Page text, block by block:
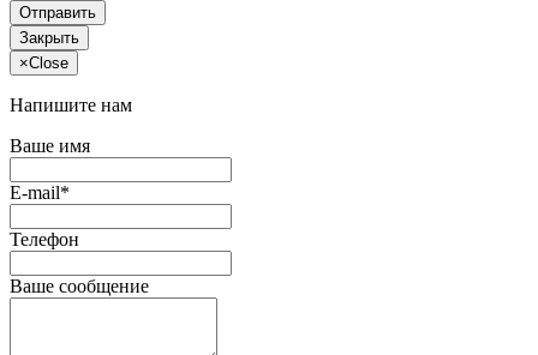
Отправить
Закрыть
×Close
Напишите нам
Ваше имя
E-mail*
Телефон
Ваше сообщение